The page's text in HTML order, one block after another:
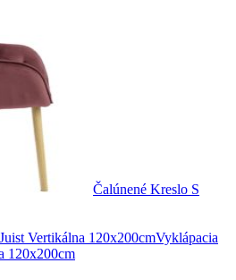
Čalúnené Kreslo S
Vyklápacia
120x200cm